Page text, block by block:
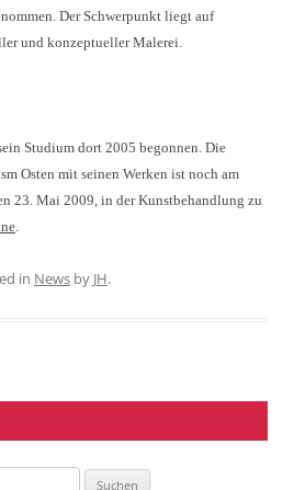
Der Schwerpunkt liegt auf
und konzeptueller Malerei.
Studium dort 2005 begonnen. Die
Osten mit seinen Werken ist noch am
23. Mai 2009, in der Kunstbehandlung zu
.
in News by JH.